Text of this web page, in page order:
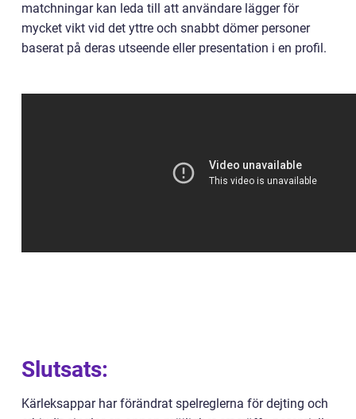
matchningar kan leda till att användare lägger för
mycket vikt vid det yttre och snabbt dömer personer
baserat på deras utseende eller presentation i en profil.
Slutsats:
Kärleksappar har förändrat spelreglerna för dejting och